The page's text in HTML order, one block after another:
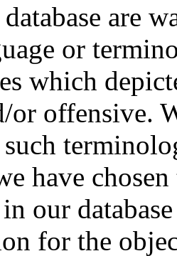
are
or
which
or offensive.
have
our
for the